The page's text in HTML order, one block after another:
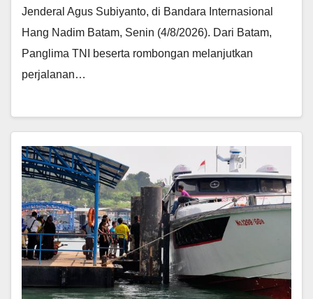
Jenderal Agus Subiyanto, di Bandara Internasional
Hang Nadim Batam, Senin (4/8/2026). Dari Batam,
Panglima TNI beserta rombongan melanjutkan
perjalanan…